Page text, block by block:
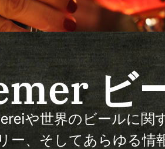
ビ
や世界のビールに関
ー、そしてあらゆる情